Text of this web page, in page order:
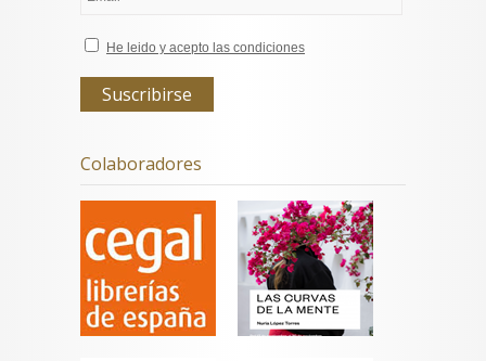
He leido y acepto las condiciones
Colaboradores